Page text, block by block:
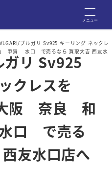
メニュー
ブルガリ Sv925 キーリング ネックレ
賀 水口 で売るなら 買取大吉 西友水
リ Sv925
クレスを
阪 奈良 和
口 で売る
友水口店へ